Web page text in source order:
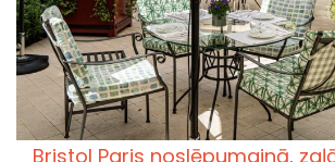
Bristol Paris noslēpumainā,